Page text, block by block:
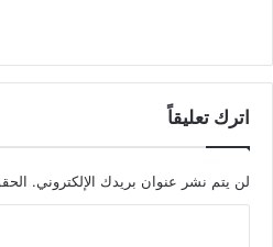
اترك تعليقاً
لن يتم نشر عنوان بريدك الإلكتروني.